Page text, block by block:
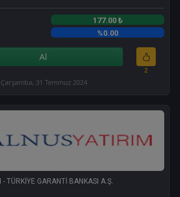
177.00 ₺
%0.00
Al
2
Çarşamba, 31 Temmuz 2024
- TÜRKİYE GARANTİ BANKASI A.Ş.